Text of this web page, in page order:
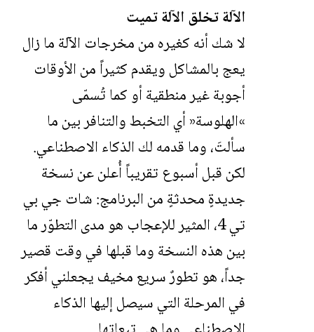
الآلة تخلق الآلة تميت
لا شك أنه كغيره من مخرجات الآلة ما زال
يعج بالمشاكل ويقدم كثيراً من الأوقات
أجوبة غير منطقية أو كما تُسمّى
»الهلوسة«أي التخبط والتنافر بين ما
سألتَ، وما قدمه لك الذكاء الاصطناعي.
لكن قبل أسبوع تقريباً أُعلن عن نسخة
جديدةٍ محدثةٍ من البرنامج: شات جي بي
تي 4، المثير للإعجاب هو مدى التطوّر ما
بين هذه النسخة وما قبلها في وقت قصير
جداً، هو تطورٌ سريع مخيف يجعلني أفكر
في المرحلة التي سيصل إليها الذكاء